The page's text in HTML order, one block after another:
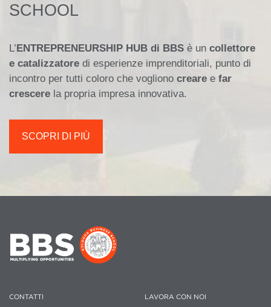
SCHOOL
L’ENTREPRENEURSHIP HUB di BBS è un collettore
e catalizzatore di esperienze imprenditoriali, punto di
incontro per tutti coloro che vogliono creare e far
crescere la propria impresa innovativa.
SCOPRI DI PIÙ
CONTATTI
LAVORA CON NOI